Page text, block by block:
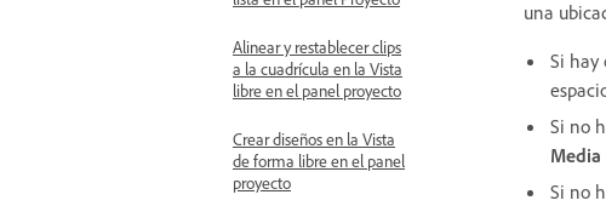
Alinear y restablecer clips
a la cuadrícula en la Vista
libre en el panel proyecto
Crear diseños en la Vista
de forma libre en el panel
proyecto
una
Si hay
Si no
Si no